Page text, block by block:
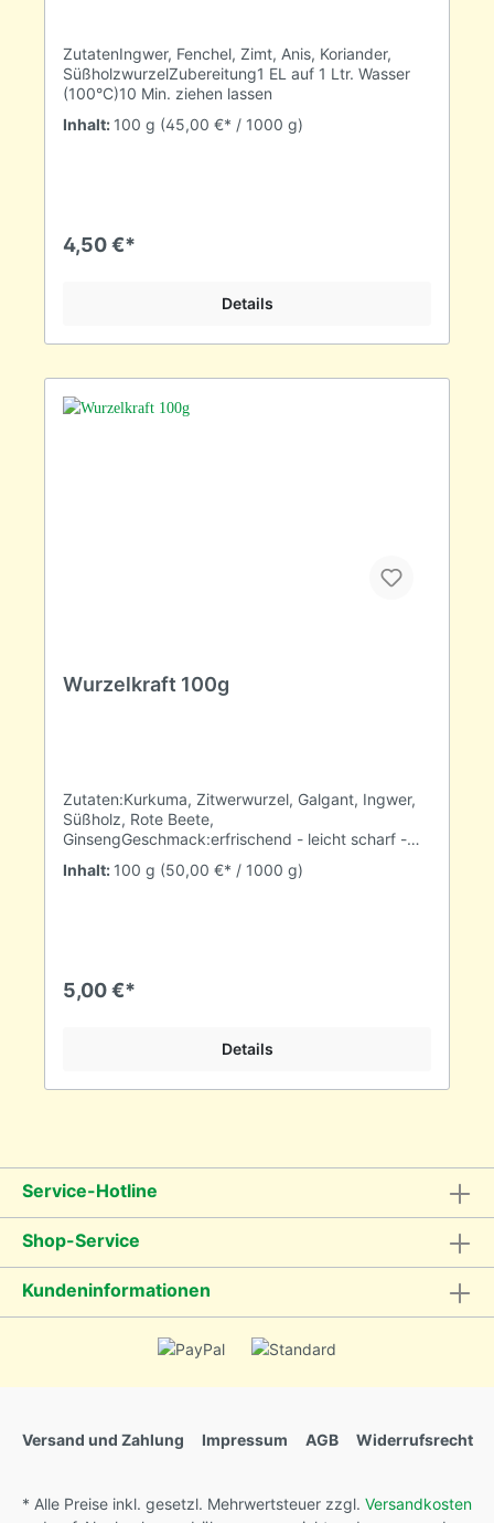
ZutatenIngwer, Fenchel, Zimt, Anis, Koriander,
SüßholzwurzelZubereitung1 EL auf 1 Ltr. Wasser
(100°C)10 Min. ziehen lassen
Inhalt: 100 g (45,00 €* / 1000 g)
4,50 €*
Details
Wurzelkraft 100g
Zutaten:Kurkuma, Zitwerwurzel, Galgant, Ingwer,
Süßholz, Rote Beete,
GinsengGeschmack:erfrischend - leicht scharf -
erdverbundenZubereitung:1EL / 1L Wasser (100°C)
5-10 Min ziehen lassen.
Inhalt: 100 g (50,00 €* / 1000 g)
5,00 €*
Details
Service-Hotline
Shop-Service
Kundeninformationen
Versand und Zahlung Impressum AGB Widerrufsrecht
* Alle Preise inkl. gesetzl. Mehrwertsteuer zzgl. Versandkosten